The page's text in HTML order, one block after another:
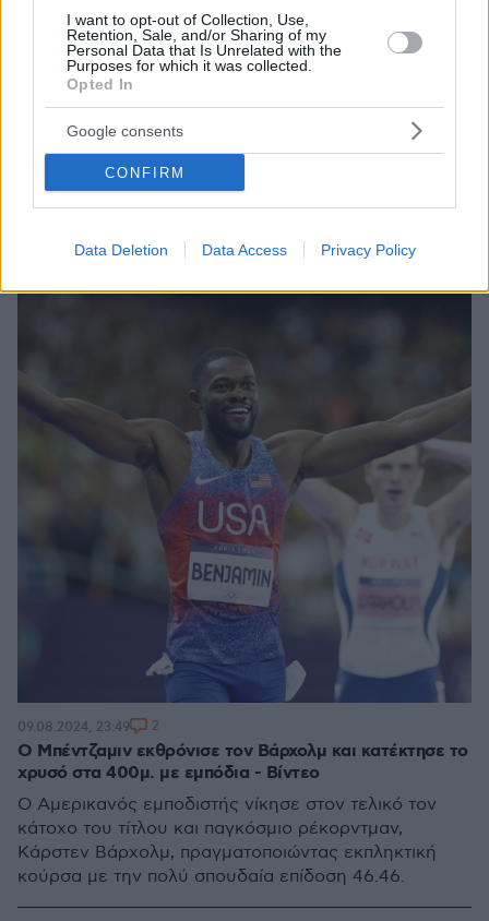
I want to opt-out of Collection, Use,
Retention, Sale, and/or Sharing of my
Personal Data that Is Unrelated with the
Purposes for which it was collected.
Opted In
Google consents
CONFIRM
Data Deletion Data Access Privacy Policy
Ο Ντουπλάντις αφήνει, για λίγο, το επί κοντώ για να
τρέξει στα 100μ, με αντίπαλο τον Βάρχλομ - Βίντεο
Η κούρσα θα πραγματοποιηθεί στις 4 Σεπτεμβρίου
στη Ζυρίχη
14.08.2024, 17:56
Ο Μπέντζαμιν εκθρόνισε τον Βάρχολμ και κατέκτησε το
χρυσό στα 400μ. με εμπόδια - Βίντεο
Ο Αμερικανός εμποδιστής νίκησε στον τελικό τον
κάτοχο του τίτλου και παγκόσμιο ρέκορντμαν,
Κάρστεν Βάρχολμ, πραγματοποιώντας εκπληκτική
κούρσα με την πολύ σπουδαία επίδοση 46.46.
09.08.2024, 23:49 2